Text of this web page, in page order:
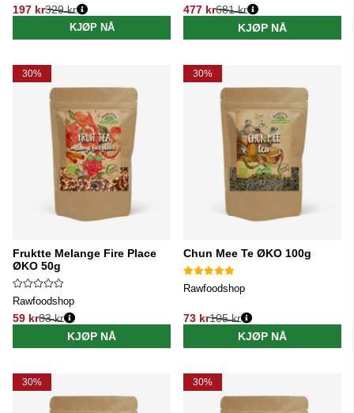
197 kr
Vanlig pris:
329 kr
KJØP NÅ
477 kr
Vanlig pris:
681 kr
KJØP NÅ
30%
Fruktte Melange Fire Place
ØKO 50g
Rawfoodshop
59 kr
Vanlig pris:
83 kr
KJØP NÅ
30%
Chun Mee Te ØKO 100g
Rawfoodshop
73 kr
Vanlig pris:
105 kr
KJØP NÅ
30% 30%